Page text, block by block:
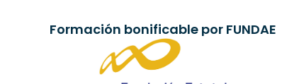
Formación bonificable por FUNDAE